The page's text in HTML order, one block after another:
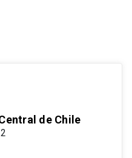
de Chile